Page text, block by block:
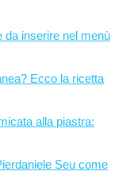
da inserire nel menù
Ecco la ricetta
alla piastra:
Seu come